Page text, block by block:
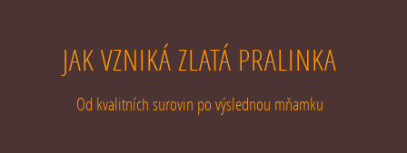
JAK VZNIKÁ ZLATÁ PRALINKA
Od kvalitních surovin po výslednou mňamku